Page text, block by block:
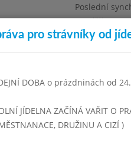
Poslední
Pondělí
Omezení
Bezručova 1468
pro strávníky od
DOBA o prázdninách od
JÍDELNA ZAČÍNÁ VAŘIT O
DRUŽINU A CIZÍ )